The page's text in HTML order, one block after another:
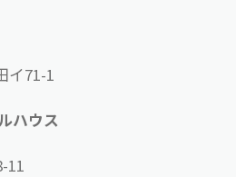
イ71-1
ハウス
11